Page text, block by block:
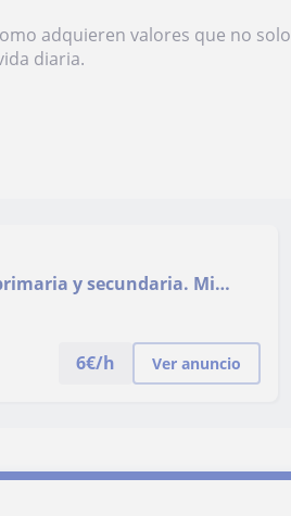
adquieren valores que no solo
diaria.
y secundaria. Mi
6€/h Ver anuncio